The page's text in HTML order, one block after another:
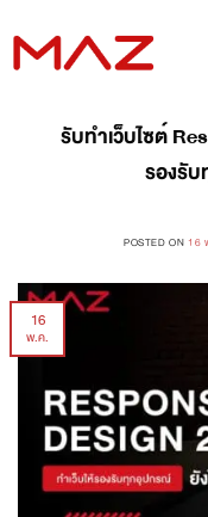
รับทำเว็บไซต์
รองรับ
POSTED ON 16
16
พ.ค.